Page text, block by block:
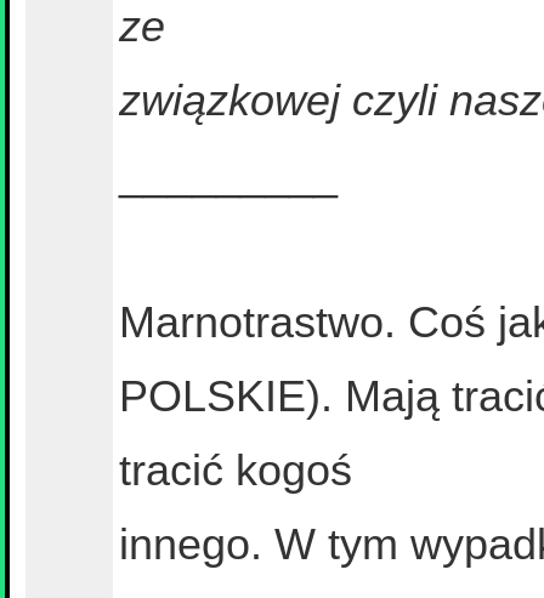
ze
związkowej czyli
Marnotrastwo. Coś
POLSKIE). Mają
tracić kogoś
innego. W tym